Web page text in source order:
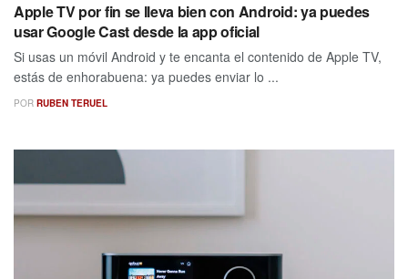
Apple TV por fin se lleva bien con Android: ya puedes
usar Google Cast desde la app oficial
Si usas un móvil Android y te encanta el contenido de Apple TV,
estás de enhorabuena: ya puedes enviar lo ...
POR RUBEN TERUEL